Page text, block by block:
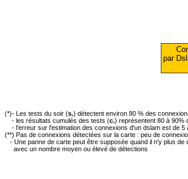
par
(*)- Les tests du soir (s.) détectent environ 80 % des
- les résultats cumulés des tests (c.) représentent 80 à 90%
- l'erreur sur l'estimation des connexions d'un dslam est de 5
(**) Pas de connexions détectées sur la carte : peu de
- Une panne de carte peut être supposée quand il n'y plus
avec un nombre moyen ou élevé de détections